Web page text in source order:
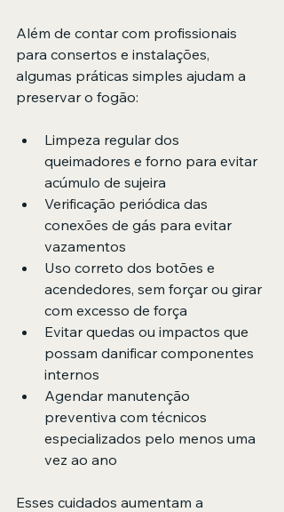
Além de contar com profissionais
para consertos e instalações,
algumas práticas simples ajudam a
preservar o fogão:
Limpeza regular dos
queimadores e forno para evitar
acúmulo de sujeira
Verificação periódica das
conexões de gás para evitar
vazamentos
Uso correto dos botões e
acendedores, sem forçar ou girar
com excesso de força
Evitar quedas ou impactos que
possam danificar componentes
internos
Agendar manutenção
preventiva com técnicos
especializados pelo menos uma
vez ao ano
Esses cuidados aumentam a